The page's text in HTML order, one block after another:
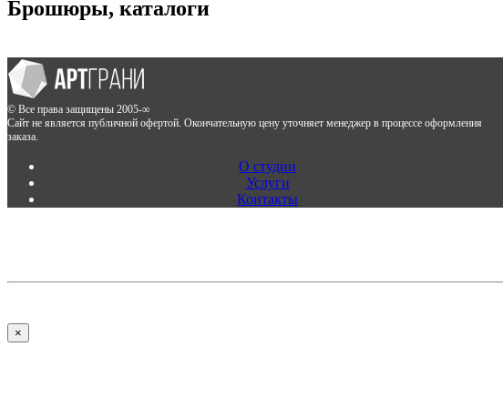
Брошюры, каталоги
© Все права защищены 2005-∞
Сайт не является публичной офертой. Окончательную цену уточняет менеджер в процессе оформления
заказа.
О студии
Услуги
Контакты
×